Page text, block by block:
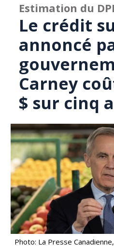
Estimation du
Le crédit
annoncé
Carney
$ sur cinq
Photo: La Presse